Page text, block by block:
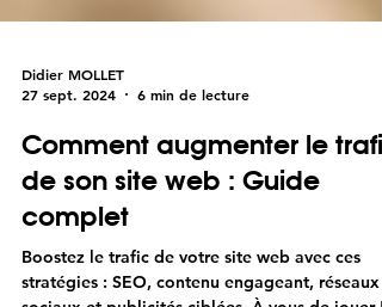
27 sept. 2024
6 min de lecture
Comment augmenter le trafic
de son site web : Guide
complet
Boostez le trafic de votre site web avec ces